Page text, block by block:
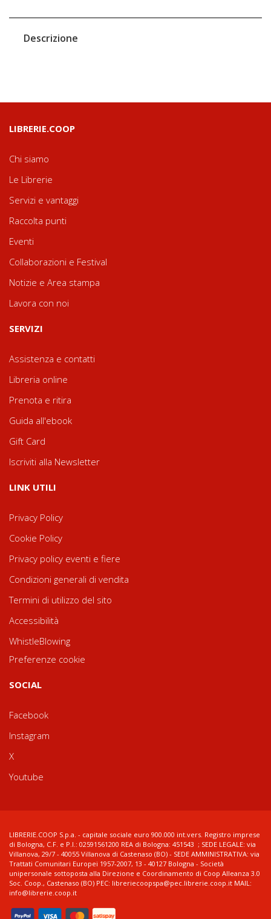
Descrizione
LIBRERIE.COOP
Chi siamo
Le Librerie
Servizi e vantaggi
Raccolta punti
Eventi
Collaborazioni e Festival
Notizie e Area stampa
Lavora con noi
SERVIZI
Assistenza e contatti
Libreria online
Prenota e ritira
Guida all'ebook
Gift Card
Iscriviti alla Newsletter
LINK UTILI
Privacy Policy
Cookie Policy
Privacy policy eventi e fiere
Condizioni generali di vendita
Termini di utilizzo del sito
Accessibilità
WhistleBlowing
Preferenze cookie
SOCIAL
Facebook
Instagram
X
Youtube
LIBRERIE.COOP S.p.a. - capitale sociale euro 900.000 int.vers. Registro imprese
di Bologna, C.F. e P.I.: 02591561200 REA di Bologna: 451543 ; SEDE LEGALE: via
Villanova, 29/7 - 40055 Villanova di Castenaso (BO) - SEDE AMMINISTRATIVA: via
Trattati Comunitari Europei 1957-2007, 13 - 40127 Bologna - Società
unipersonale sottoposta alla Direzione e Coordinamento di Coop Alleanza 3.0
Soc. Coop., Castenaso (BO) PEC: libreriecoopspa@pec.librerie.coop.it MAIL:
info@librerie.coop.it